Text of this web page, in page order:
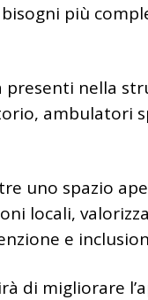
più
presenti nella
ambulatori
uno spazio
locali,
e
di migliorare